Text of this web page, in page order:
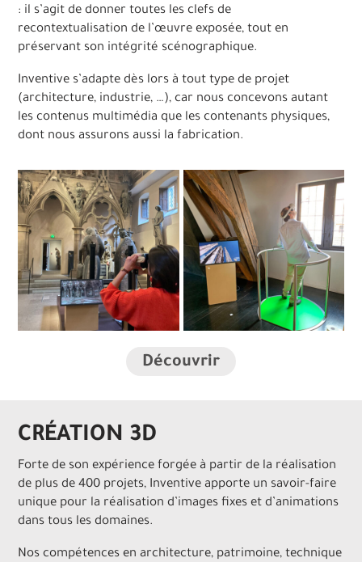
Découvrir
: il s’agit de donner toutes les clefs de
recontextualisation de l’œuvre exposée, tout en
préservant son intégrité scénographique.
Inventive s’adapte dès lors à tout type de projet
(architecture, industrie, …), car nous concevons autant
les contenus multimédia que les contenants physiques,
dont nous assurons aussi la fabrication.
CRÉATION 3D
Forte de son expérience forgée à partir de la réalisation
de plus de 400 projets, Inventive apporte un savoir-faire
unique pour la réalisation d’images fixes et d’animations
dans tous les domaines.
Nos compétences en architecture, patrimoine, technique